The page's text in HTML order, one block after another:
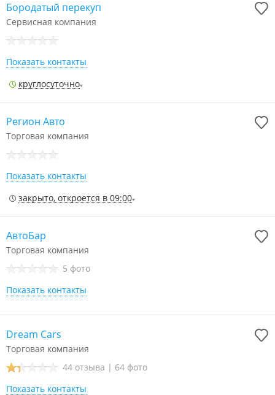
Бородатый перекуп
Сервисная компания
Показать контакты
круглосуточно
Регион Авто
Торговая компания
Показать контакты
закрыто, откроется в 09:00
АвтоБар
Торговая компания
5 фото
Показать контакты
Dream Cars
Торговая компания
44 отзыва | 64 фото
Показать контакты